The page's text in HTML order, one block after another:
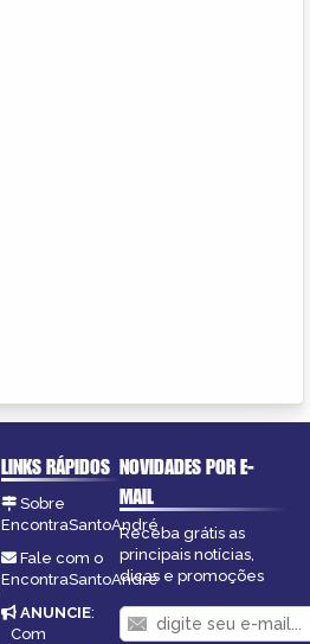
LINKS RÁPIDOS
Sobre
EncontraSantoAndré
Fale com o
EncontraSantoAndré
ANUNCIE:
Com
NOVIDADES POR E-
MAIL
Receba grátis as
principais notícias,
dicas e promoções